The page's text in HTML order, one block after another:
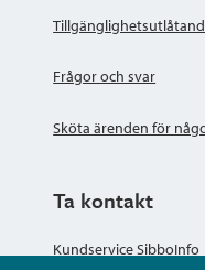
Frågor och svar
Sköta ärenden för
Ta kontakt
Kundservice SibboInfo